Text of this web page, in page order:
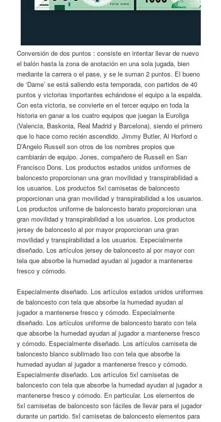
Conversión de dos puntos : consiste en intentar llevar de nuevo
el balón hasta la zona de anotación en una sola jugada, bien
mediante la carrera o el pase, y se le suman 2 puntos. El bueno
de ‘Dame’ se está saliendo esta temporada, con partidos de 40
puntos y victorias importantes echándose el equipo a la espalda.
Con esta victoria, se convierte en el tercer equipo en toda la
historia en ganar a los cuatro equipos que juegan la Euroliga
(Valencia, Baskonia, Real Madrid y Barcelona), siendo el primero
que lo hace como recién ascendido. Jimmy Butler, Al Horford o
D’Angelo Russell son otros de los nombres propios que
cambiarán de equipo. Jones, compañero de Russell en San
Francisco Dons. Los productos estados unidos uniformes de
baloncesto proporcionan una gran movilidad y transpirabilidad a
los usuarios. Los productos 5xl camisetas de baloncesto
proporcionan una gran movilidad y transpirabilidad a los usuarios.
Los productos uniforme de baloncesto barato proporcionan una
gran movilidad y transpirabilidad a los usuarios. Los productos
jersey de baloncesto al por mayor proporcionan una gran
movilidad y transpirabilidad a los usuarios. Especialmente
diseñado. Los artículos jersey de baloncesto al por mayor con
tela que absorbe la humedad ayudan al jugador a mantenerse
fresco y cómodo.
Especialmente diseñado. Los artículos estados unidos uniformes
de baloncesto con tela que absorbe la humedad ayudan al
jugador a mantenerse fresco y cómodo. Especialmente
diseñado. Los artículos uniforme de baloncesto barato con tela
que absorbe la humedad ayudan al jugador a mantenerse fresco
y cómodo. Especialmente diseñado. Los artículos camiseta de
baloncesto blanco sublimado liso con tela que absorbe la
humedad ayudan al jugador a mantenerse fresco y cómodo.
Especialmente diseñado. Los artículos 5xl camisetas de
baloncesto con tela que absorbe la humedad ayudan al jugador a
mantenerse fresco y cómodo. En particular. Los elementos de
5xl camisetas de baloncesto son fáciles de llevar para el jugador
durante un partido. 5xl camisetas de baloncesto elementos para